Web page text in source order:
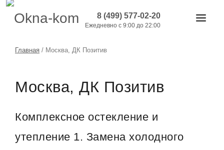
8 (499) 577-02-20
Ежедневно с 9:00 до 22:00
ОКНА И ДВЕРИ
РАБОТЫ
Главная / Москва, ДК Позитив
Москва, ДК Позитив
Комплексное остекление и
утепление 1. Замена холодного